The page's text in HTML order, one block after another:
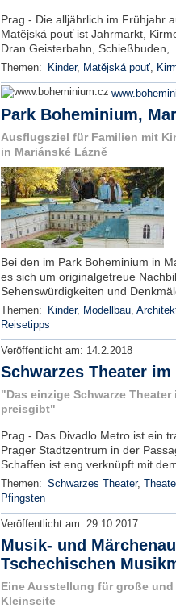
Prag - Die alljährlich im Frühjahr
Matějská pouť ist Jahrmarkt,
Dran.Geisterbahn, Schießbuden,...
Themen: Kinder, Matějská pouť,
Park Boheminium,
Ausflugsziel für Familien mit
in Mariánské Lázně
Bei den im Park Boheminium in
es sich um originalgetreue
Sehenswürdigkeiten und
Themen: Kinder, Modellbau,
Reisetipps
Veröffentlicht am: 14.2.2018
Schwarzes Theater
"Das einzige Schwarze
preisgibt"
Prag - Das Divadlo Metro ist ein
Prager Stadtzentrum in der
Schaffen ist eng verknüpft mit
Themen: Schwarzes Theater,
Pfingsten
Veröffentlicht am: 29.10.2017
Musik- und
Tschechischen
Eine Ausstellung für große
Kleinseite